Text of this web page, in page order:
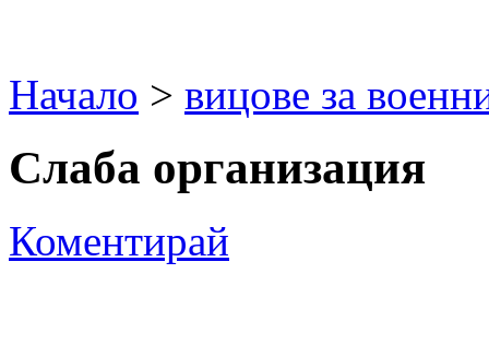
Начало > вицове за
Слаба организация
Коментирай